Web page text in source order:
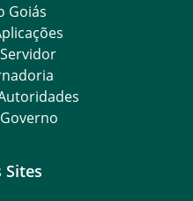
Goiás